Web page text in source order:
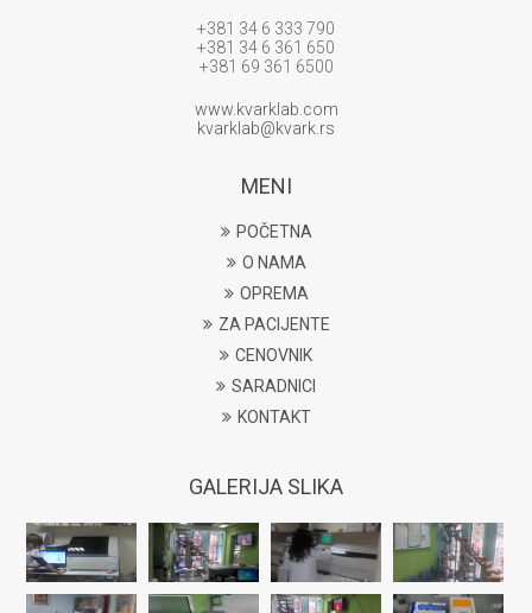
+381 34 6 333 790
+381 34 6 361 650
+381 69 361 6500
www.kvarklab.com
kvarklab@kvark.rs
MENI
POČETNA
O NAMA
OPREMA
ZA PACIJENTE
CENOVNIK
SARADNICI
KONTAKT
GALERIJA SLIKA